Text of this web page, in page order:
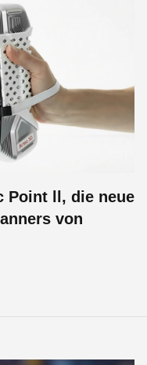
Point ll, die neue
von